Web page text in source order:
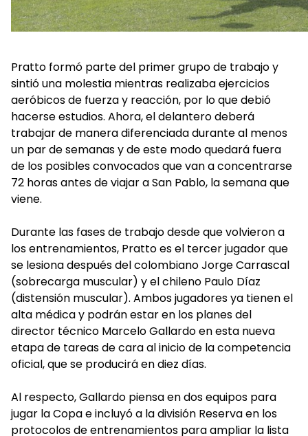
Pratto formó parte del primer grupo de trabajo y
sintió una molestia mientras realizaba ejercicios
aeróbicos de fuerza y reacción, por lo que debió
hacerse estudios. Ahora, el delantero deberá
trabajar de manera diferenciada durante al menos
un par de semanas y de este modo quedará fuera
de los posibles convocados que van a concentrarse
72 horas antes de viajar a San Pablo, la semana que
viene.
Durante las fases de trabajo desde que volvieron a
los entrenamientos, Pratto es el tercer jugador que
se lesiona después del colombiano Jorge Carrascal
(sobrecarga muscular) y el chileno Paulo Díaz
(distensión muscular). Ambos jugadores ya tienen el
alta médica y podrán estar en los planes del
director técnico Marcelo Gallardo en esta nueva
etapa de tareas de cara al inicio de la competencia
oficial, que se producirá en diez días.
Al respecto, Gallardo piensa en dos equipos para
jugar la Copa e incluyó a la división Reserva en los
protocolos de entrenamientos para ampliar la lista